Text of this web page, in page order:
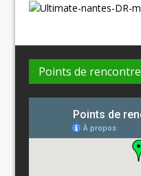
Points de rencontre